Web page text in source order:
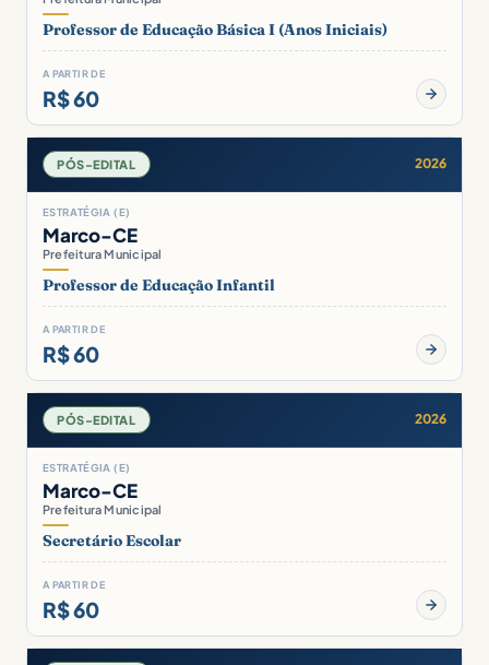
Professor de Educação Básica I (Anos Iniciais)
A PARTIR DE
R$ 60
PÓS-EDITAL 2026
ESTRATÉGIA (E)
Marco-CE
Prefeitura Municipal
Professor de Educação Infantil
A PARTIR DE
R$ 60
PÓS-EDITAL 2026
ESTRATÉGIA (E)
Marco-CE
Prefeitura Municipal
Secretário Escolar
A PARTIR DE
R$ 60